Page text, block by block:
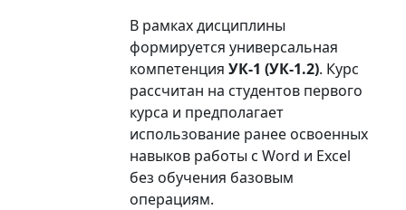
В рамках дисциплины
формируется универсальная
компетенция УК-1 (УК-1.2). Курс
рассчитан на студентов первого
курса и предполагает
использование ранее освоенных
навыков работы с Word и Excel
без обучения базовым
операциям.